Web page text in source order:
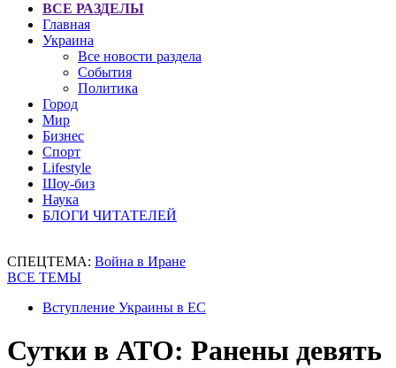
ВСЕ РАЗДЕЛЫ
Главная
Украина
Все новости раздела
События
Политика
Город
Мир
Бизнес
Спорт
Lifestyle
Шоу-биз
Наука
БЛОГИ ЧИТАТЕЛЕЙ
СПЕЦТЕМА: Война в Иране
ВСЕ ТЕМЫ
Вступление Украины в ЕС
Сутки в АТО: Ранены девять